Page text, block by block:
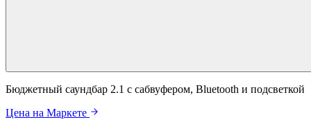
Бюджетный саундбар 2.1 с сабвуфером, Bluetooth и подсветкой
Цена на Маркете